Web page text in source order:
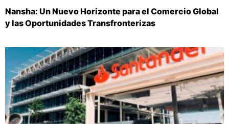
Nansha: Un Nuevo Horizonte para el Comercio Global
y las Oportunidades Transfronterizas